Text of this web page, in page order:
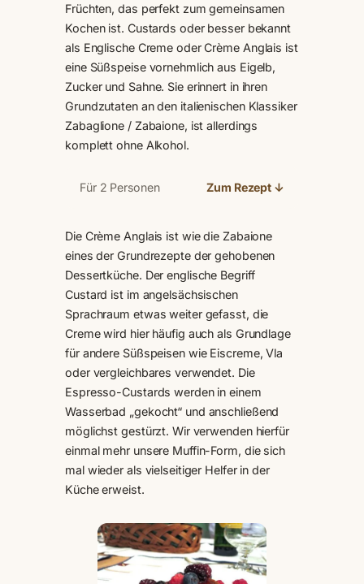
Früchten, das perfekt zum gemeinsamen
Kochen ist. Custards oder besser bekannt
als Englische Creme oder Crème Anglais ist
eine Süßspeise vornehmlich aus Eigelb,
Zucker und Sahne. Sie erinnert in ihren
Grundzutaten an den italienischen Klassiker
Zabaglione / Zabaione, ist allerdings
komplett ohne Alkohol.
Für 2 Personen Zum Rezept ↓
Die Crème Anglais ist wie die Zabaione
eines der Grundrezepte der gehobenen
Dessertküche. Der englische Begriff
Custard ist im angelsächsischen
Sprachraum etwas weiter gefasst, die
Creme wird hier häufig auch als Grundlage
für andere Süßspeisen wie Eiscreme, Vla
oder vergleichbares verwendet. Die
Espresso-Custards werden in einem
Wasserbad „gekocht“ und anschließend
möglichst gestürzt. Wir verwenden hierfür
einmal mehr unsere Muffin-Form, die sich
mal wieder als vielseitiger Helfer in der
Küche erweist.